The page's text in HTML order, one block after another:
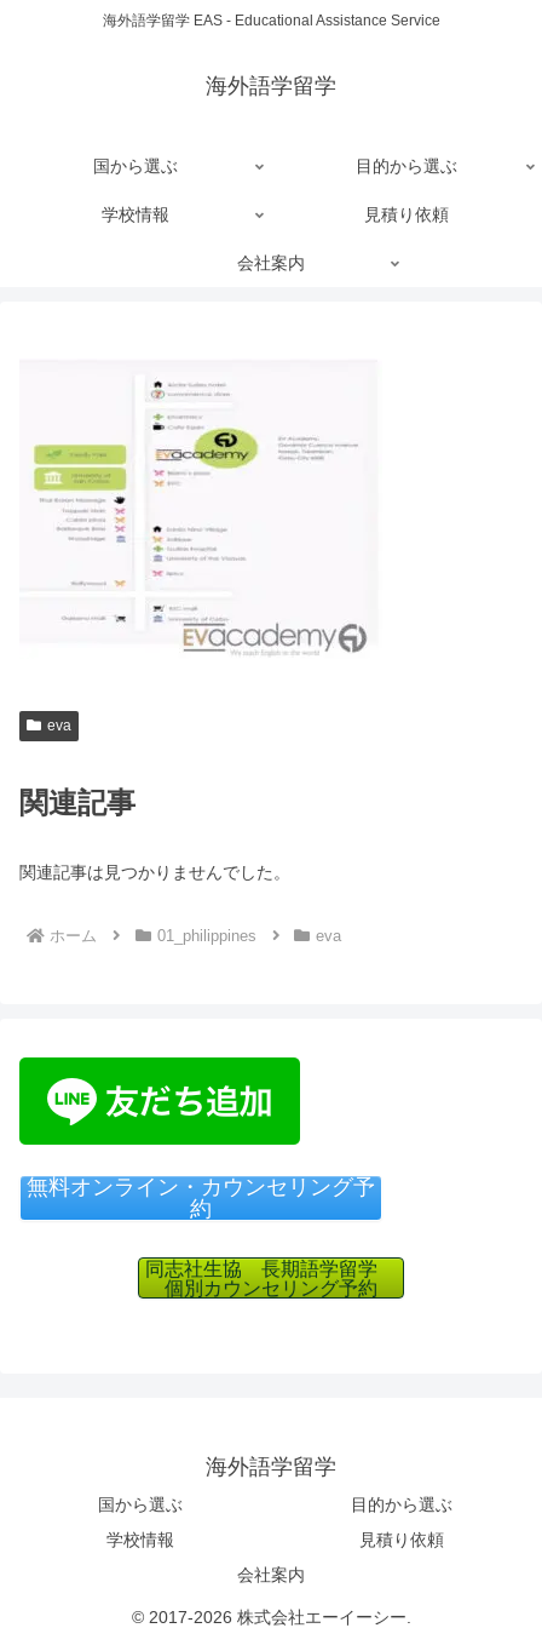
海外語学留学 EAS - Educational Assistance Service
海外語学留学
国から選ぶ 目的から選ぶ
学校情報 見積り依頼
会社案内
eva
関連記事
関連記事は見つかりませんでした。
ホーム 01_philippines eva
無料オンライン・カウンセリング予
約
同志社生協 長期語学留学
個別カウンセリング予約
海外語学留学
国から選ぶ
目的から選ぶ
学校情報
見積り依頼
会社案内
© 2017-2026 株式会社エーイーシー.